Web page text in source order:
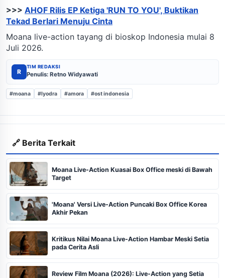
>>> AHOF Rilis EP Ketiga 'RUN TO YOU', Buktikan
Tekad Berlari Menuju Cinta
Moana live-action tayang di bioskop Indonesia mulai 8
Juli 2026.
R
TIM REDAKSI
Penulis: Retno Widyawati
#moana #lyodra #amora #ost indonesia
🔗 Berita Terkait
Moana Live-Action Kuasai Box Office meski di Bawah
Target
'Moana' Versi Live-Action Puncaki Box Office Korea
Akhir Pekan
Kritikus Nilai Moana Live-Action Hambar Meski Setia
pada Cerita Asli
Review Film Moana (2026): Live-Action yang Setia